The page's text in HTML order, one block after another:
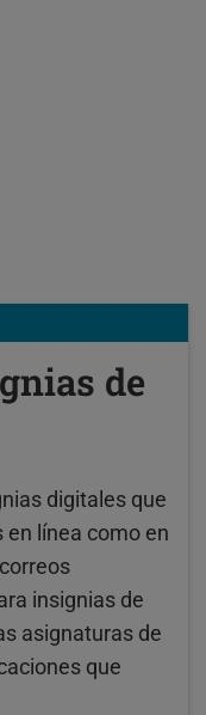
de
digitales que
línea como en
insignias de
asignaturas de
que